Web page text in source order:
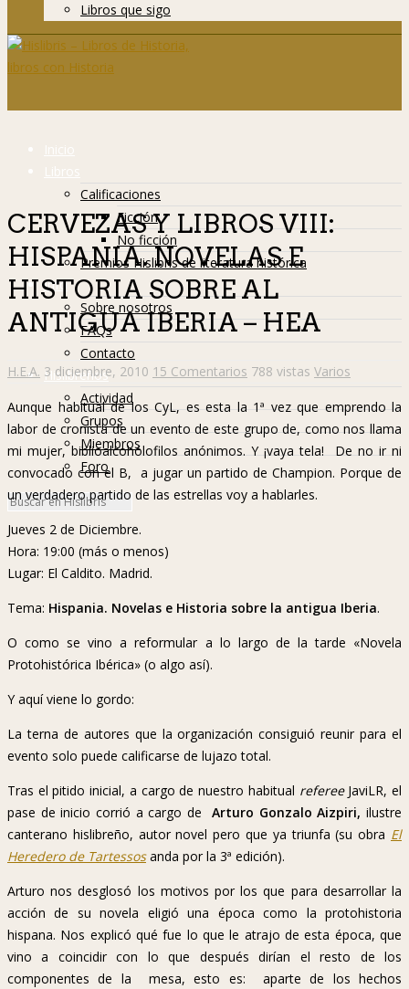
Libros que sigo
Inicio
Libros
Calificaciones
Ficción
No ficción
Premios Hislibris de literatura histórica
Info
Sobre nosotros
FAQs
Contacto
Hislibreños
Actividad
Grupos
Miembros
Foro
CERVEZAS Y LIBROS VIII:
HISPANIA. NOVELAS E
HISTORIA SOBRE AL
ANTIGUA IBERIA – HEA
H.E.A. 3 diciembre, 2010 15 Comentarios 788 vistas Varios
Aunque habitual de los CyL, es esta la 1ª vez que emprendo la
labor de cronista de un evento de este grupo de, como nos llama
mi mujer, biblioalcohólofilos anónimos. Y ¡vaya tela! De no ir ni
convocado con el B, a jugar un partido de Champion. Porque de
un verdadero partido de las estrellas voy a hablarles.
Jueves 2 de Diciembre.
Hora: 19:00 (más o menos)
Lugar: El Caldito. Madrid.
Tema: Hispania. Novelas e Historia sobre la antigua Iberia.
O como se vino a reformular a lo largo de la tarde «Novela
Protohistórica Ibérica» (o algo así).
Y aquí viene lo gordo:
La terna de autores que la organización consiguió reunir para el
evento solo puede calificarse de lujazo total.
Tras el pitido inicial, a cargo de nuestro habitual refereeJaviLR, el
pase de inicio corrió a cargo deArturo Gonzalo Aizpiri, ilustre
canterano hislibreño, autor novel pero que ya triunfa (su obra El
Heredero de Tartessos anda por la 3ª edición).
Arturo nos desglosó los motivos por los que para desarrollar la
acción de su novela eligió una época como la protohistoria
hispana. Nos explicó qué fue lo que le atrajo de esta época, que
vino a coincidir con lo que después dirían el resto de los
componentes de la mesa, esto es: aparte de los hechos